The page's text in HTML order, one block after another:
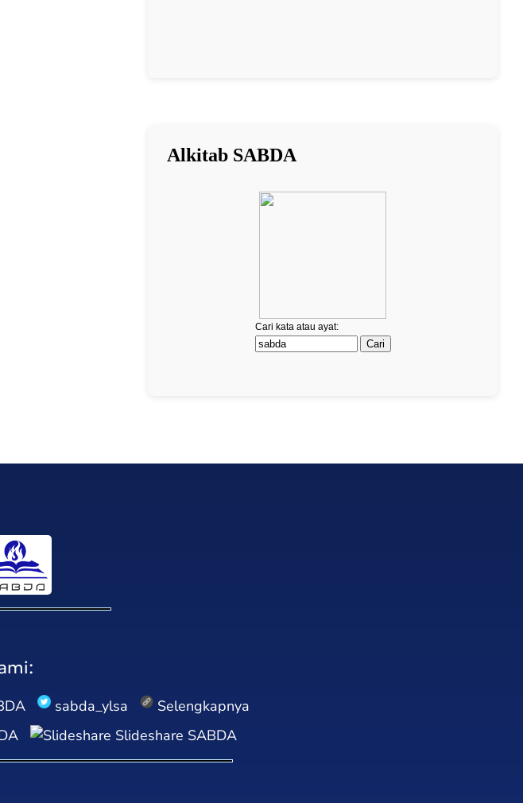
sabda_ylsa
Selengkapnya
Slideshare SABDA